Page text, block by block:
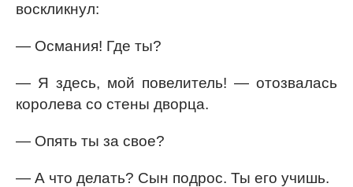
воскликнул:
— Османия! Где ты?
— Я здесь, мой повелитель! — отозвалась
королева со стены дворца.
— Опять ты за свое?
— А что делать? Сын подрос. Ты его учишь.